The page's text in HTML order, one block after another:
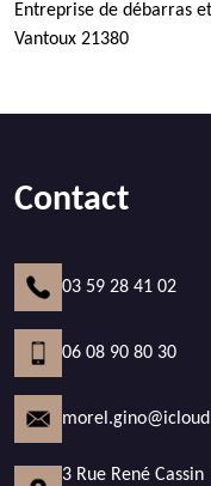
Entreprise de débarras
Vantoux 21380
Contact
03 59 28 41 02
06 08 90 80 30
3 Rue René Cassin